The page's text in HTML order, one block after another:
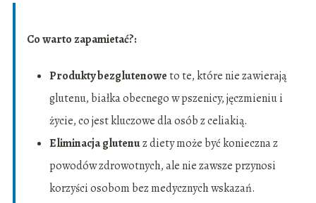
Co warto zapamietać?:
Produkty bezglutenoweto te, które nie zawierają
glutenu, białka obecnego w pszenicy, jęczmieniu i
życie, co jest kluczowe dla osób z celiakią.
Eliminacja glutenuz diety może być konieczna z
powodów zdrowotnych, ale nie zawsze przynosi
korzyści osobom bez medycznych wskazań.